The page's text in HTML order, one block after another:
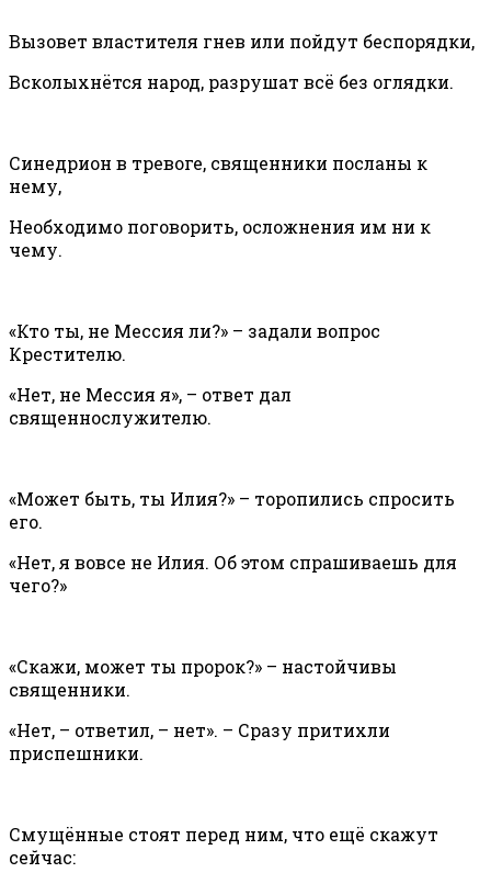
Вызовет властителя гнев или пойдут беспорядки,
Всколыхнётся народ, разрушат всё без оглядки.
Синедрион в тревоге, священники посланы к
нему,
Необходимо поговорить, осложнения им ни к
чему.
«Кто ты, не Мессия ли?» – задали вопрос
Крестителю.
«Нет, не Мессия я», – ответ дал
священнослужителю.
«Может быть, ты Илия?» – торопились спросить
его.
«Нет, я вовсе не Илия. Об этом спрашиваешь для
чего?»
«Скажи, может ты пророк?» – настойчивы
священники.
«Нет, – ответил, – нет». – Сразу притихли
приспешники.
Смущённые стоят перед ним, что ещё скажут
сейчас: